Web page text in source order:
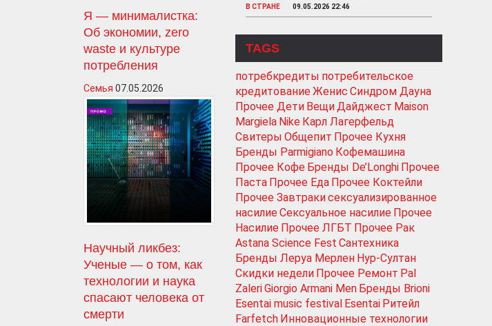
Я — минималистка:
Об экономии, zero
waste и культуре
потребления
Семья 07.05.2026
Научный ликбез:
Ученые — о том, как
технологии и наука
спасают человека от
смерти
В СТРАНЕ 09.05.2026 22:46
TAGS
потребкредиты потребительское
кредитованиеЖенис Синдром Дауна
Прочее Дети ВещиДайджест Maison
Margiela Nike Карл Лагерфельд
Свитеры Общепит Прочее Кухня
Бренды Parmigiano Кофемашина
Прочее Кофе Бренды De’Longhi Прочее
Паста Прочее Еда Прочее Коктейли
Прочее Завтракисексуализированное
насилиеСексуальное насилие Прочее
Насилие Прочее ЛГБТ Прочее Рак
Astana Science Fest Сантехника
Бренды Леруа Мерлен Нур-Султан
Скидки недели Прочее Ремонт Pal
ZaleriGiorgio Armani Men Бренды Brioni
Esentai music festival Esentai Ритейл
Farfetch Инновационные технологии